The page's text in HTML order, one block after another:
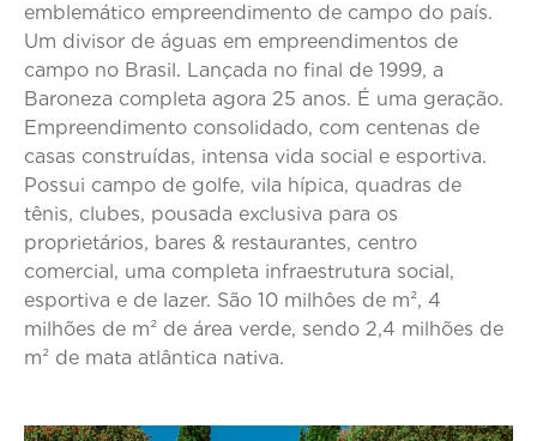
emblemático empreendimento de campo do país.
Um divisor de águas em empreendimentos de
campo no Brasil. Lançada no final de 1999, a
Baroneza completa agora 25 anos. É uma geração.
Empreendimento consolidado, com centenas de
casas construídas, intensa vida social e esportiva.
Possui campo de golfe, vila hípica, quadras de
tênis, clubes, pousada exclusiva para os
proprietários, bares & restaurantes, centro
comercial, uma completa infraestrutura social,
esportiva e de lazer. São 10 milhôes de m², 4
milhões de m² de área verde, sendo 2,4 milhões de
m² de mata atlântica nativa.